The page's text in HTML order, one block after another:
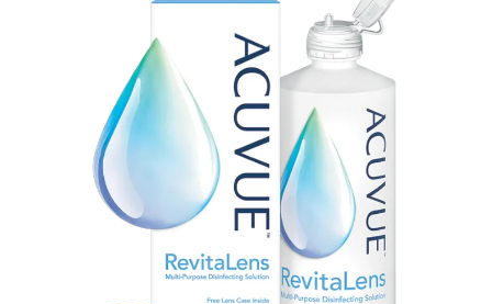
Εντός Στοάς Πεσματζόγλου,
Πανεπιστημίου 39, 10564, Αθήνα, Ελλάδα
Τρί-Πέμ-Παρ
Σάβ
10:00 - 18:00
10:00 - 16:00
ΕΠΙΚΟΙΝΩΝΊΑ
T: +30 213 045 4922
ΑΚΟΛΟΥΘΉΣΤΕ ΜΑΣ